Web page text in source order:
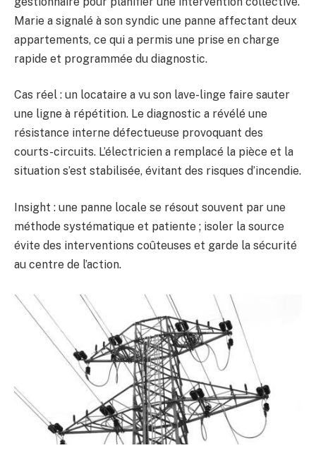
Marie a signalé à son syndic une panne affectant deux
appartements, ce qui a permis une prise en charge
rapide et programmée du diagnostic.
Cas réel : un locataire a vu son lave-linge faire sauter
une ligne à répétition. Le diagnostic a révélé une
résistance interne défectueuse provoquant des
courts-circuits. L’électricien a remplacé la pièce et la
situation s’est stabilisée, évitant des risques d’incendie.
Insight : une panne locale se résout souvent par une
méthode systématique et patiente ; isoler la source
évite des interventions coûteuses et garde la sécurité
au centre de l’action.